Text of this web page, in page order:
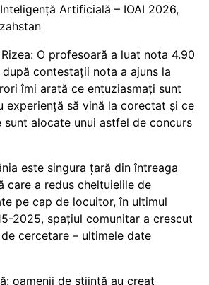
Artificială – IOAI 2026,
O profesoară a luat nota 4.90
contestații nota a ajuns la
îmi arată ce entuziasmați sunt
experiență să vină la corectat și ce
sunt alocate unui astfel de concurs
este singura țară din întreaga
care a redus cheltuielile de
pe cap de locuitor, în ultimul
2025, spațiul comunitar a crescut
cercetare – ultimele date
oamenii de știință au creat